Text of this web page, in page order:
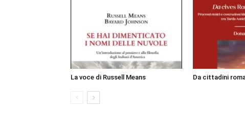
La voce di Russell Means Da cittadini